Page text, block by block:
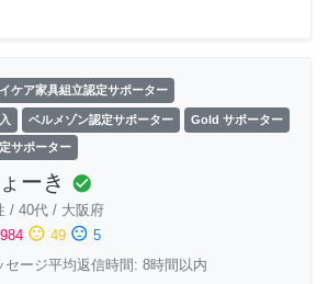
イケア家具組立認定サポーター
ベルメゾン認定サポーター Gold サポーター
サポーター
ーき check_circle
/ 40代 / 大阪府
984 sentiment_neutral 49 sentiment_dissatisfied 5
セージ平均返信時間: 8時間以内